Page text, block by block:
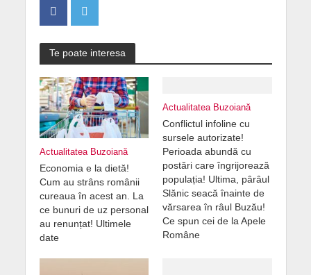
Te poate interesa
Actualitatea Buzoiană
Economia e la dietă!
Cum au strâns românii
cureaua în acest an. La
ce bunuri de uz personal
au renunțat! Ultimele
date
Actualitatea Buzoiană
Conflictul infoline cu
sursele autorizate!
Perioada abundă cu
postări care îngrijorează
populația! Ultima, pârâul
Slănic seacă înainte de
vărsarea în râul Buzău!
Ce spun cei de la Apele
Române